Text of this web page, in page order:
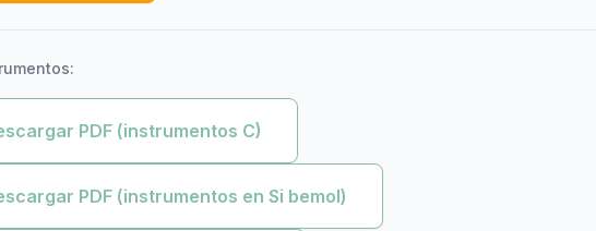
PDF (instrumentos C)
PDF (instrumentos en Si bemol)